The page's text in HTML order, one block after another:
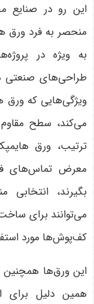
این رو در صنایع
منحصر به فرد
به ویژه در
طراحی‌های صنعتی
ویژگی‌هایی که ورق
می‌کند، سطح
ترتیب، ورق
معرض تماس‌های
بگیرند،
می‌توانند برای
کف‌پوش‌ها مورد
این ورق‌ها همچنین
همین دلیل برای